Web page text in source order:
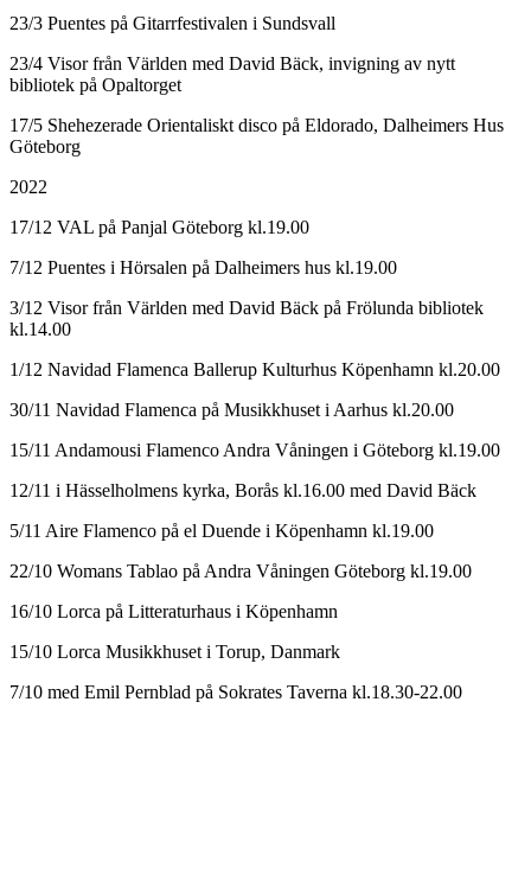
23/3 Puentes på Gitarrfestivalen i Sundsvall
23/4 Visor från Världen med David Bäck, invigning av nytt
bibliotek på Opaltorget
17/5 Shehezerade Orientaliskt disco på Eldorado, Dalheimers Hus
Göteborg
2022
17/12 VAL på Panjal Göteborg kl.19.00
7/12 Puentes i Hörsalen på Dalheimers hus kl.19.00
3/12 Visor från Världen med David Bäck på Frölunda bibliotek
kl.14.00
1/12 Navidad Flamenca Ballerup Kulturhus Köpenhamn kl.20.00
30/11 Navidad Flamenca på Musikkhuset i Aarhus kl.20.00
15/11 Andamousi Flamenco Andra Våningen i Göteborg kl.19.00
12/11 i Hässelholmens kyrka, Borås kl.16.00 med David Bäck
5/11 Aire Flamenco på el Duende i Köpenhamn kl.19.00
22/10 Womans Tablao på Andra Våningen Göteborg kl.19.00
16/10 Lorca på Litteraturhaus i Köpenhamn
15/10 Lorca Musikkhuset i Torup, Danmark
7/10 med Emil Pernblad på Sokrates Taverna kl.18.30-22.00